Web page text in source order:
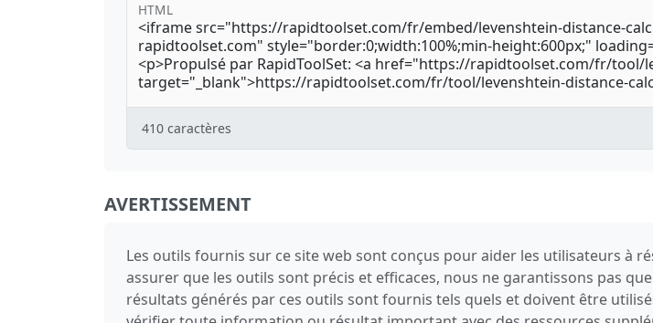
HTML
410 caractères
AVERTISSEMENT
Les outils fournis sur ce site web sont conçus pour aider les utilisateurs à
assurer que les outils sont précis et efficaces, nous ne garantissons pas
résultats générés par ces outils sont fournis tels quels et doivent être